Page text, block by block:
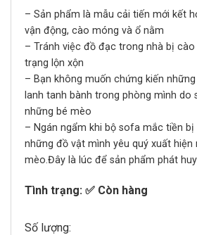
– Sản phẩm là mẫu cải tiến mới kết
vận động, cào móng và ổ nằm
– Tránh việc đồ đạc trong nhà bị
trạng lộn xộn
– Bạn không muốn chứng kiến những
lanh tanh bành trong phòng mình do
những bé mèo
– Ngán ngẩm khi bộ sofa mắc tiền bị
những đồ vật mình yêu quý xuất
mèo.Đây là lúc để sản phẩm phát
Tình trạng: ✅ Còn hàng
Số lượng: